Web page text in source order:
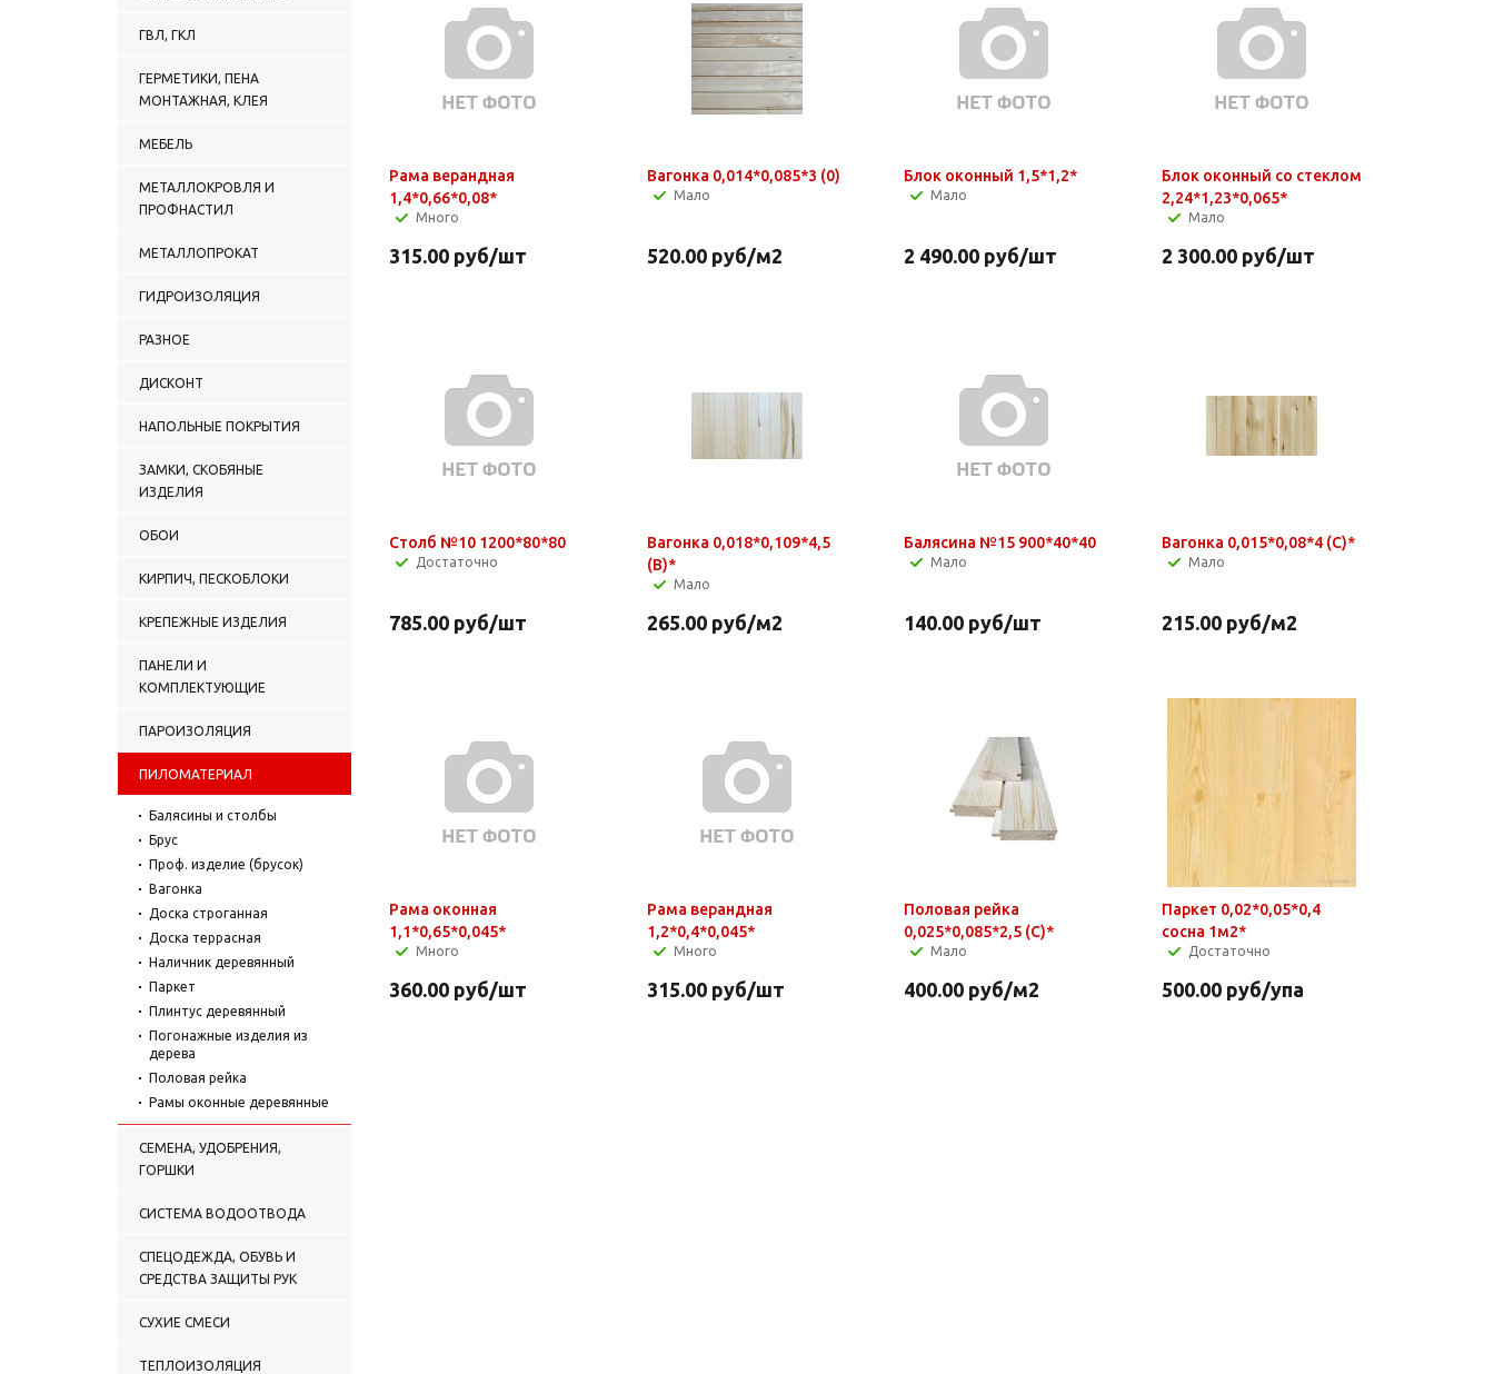
ГВЛ, ГКЛ
ГЕРМЕТИКИ, ПЕНА
МОНТАЖНАЯ, КЛЕЯ
МЕБЕЛЬ
МЕТАЛЛОКРОВЛЯ И
ПРОФНАСТИЛ
МЕТАЛЛОПРОКАТ
ГИДРОИЗОЛЯЦИЯ
РАЗНОЕ
ДИСКОНТ
НАПОЛЬНЫЕ ПОКРЫТИЯ
ЗАМКИ, СКОБЯНЫЕ
ИЗДЕЛИЯ
ОБОИ
КИРПИЧ, ПЕСКОБЛОКИ
КРЕПЕЖНЫЕ ИЗДЕЛИЯ
ПАНЕЛИ И
КОМПЛЕКТУЮЩИЕ
ПАРОИЗОЛЯЦИЯ
ПИЛОМАТЕРИАЛ
Балясины и столбы
Брус
Проф. изделие (брусок)
Вагонка
Доска строганная
Доска террасная
Наличник деревянный
Паркет
Плинтус деревянный
Погонажные изделия из
дерева
Половая рейка
Рамы оконные деревянные
СЕМЕНА, УДОБРЕНИЯ,
ГОРШКИ
СИСТЕМА ВОДООТВОДА
СПЕЦОДЕЖДА, ОБУВЬ И
СРЕДСТВА ЗАЩИТЫ РУК
СУХИЕ СМЕСИ
ТЕПЛОИЗОЛЯЦИЯ
Рама верандная
1,4*0,66*0,08*
Много
315.00 руб/шт
Вагонка 0,014*0,085*3 (0)
Мало
520.00руб/м2
Блок оконный 1,5*1,2*
Мало
2 490.00 руб/шт
Блок оконный со стеклом
2,24*1,23*0,065*
Мало
2 300.00руб/шт
Столб №10 1200*80*80
Достаточно
785.00 руб/шт
Вагонка 0,018*0,109*4,5
(B)*
Мало
265.00руб/м2
Балясина №15 900*40*40
Мало
140.00 руб/шт
Вагонка 0,015*0,08*4 (C)*
Мало
215.00руб/м2
Рама оконная
1,1*0,65*0,045*
Много
360.00 руб/шт
Рама верандная
1,2*0,4*0,045*
Много
315.00руб/шт
Половая рейка
0,025*0,085*2,5 (C)*
Мало
400.00 руб/м2
Паркет 0,02*0,05*0,4
сосна 1м2*
Достаточно
500.00руб/упа